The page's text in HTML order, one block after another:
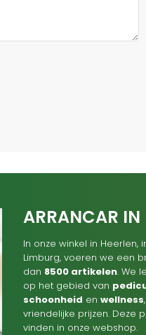
ARRANCAR IN
In onze winkel in Heerlen,
Limburg, voeren we een
dan 8500 artikelen. We
op het gebied van
schoonheid en wellness
vriendelijke prijzen. Deze
vinden in onze webshop.